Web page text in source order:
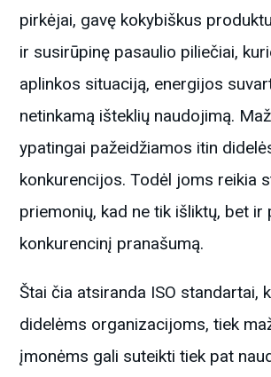
pirkėjai, gavę kokybiškus
ir susirūpinę pasaulio piliečiai,
aplinkos situaciją, energijos
netinkamą išteklių naudojimą.
ypatingai pažeidžiamos itin
konkurencijos. Todėl joms reikia
priemonių, kad ne tik išliktų, bet ir
konkurencinį pranašumą.
Štai čia atsiranda ISO standartai,
didelėms organizacijoms, tiek
įmonėms gali suteikti tiek pat